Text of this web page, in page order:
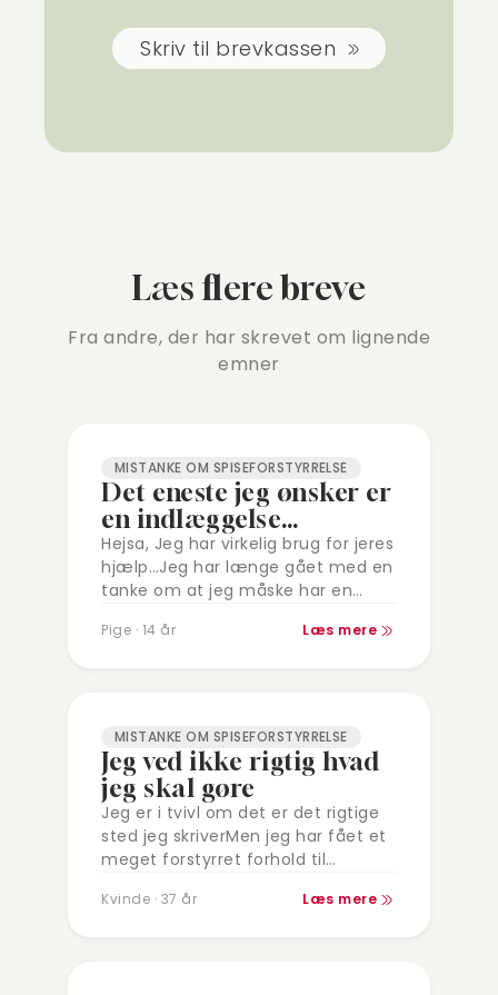
Skriv til brevkassen
Læs flere breve
Fra andre, der har skrevet om lignende
emner
MISTANKE OM SPISEFORSTYRRELSE
Det eneste jeg ønsker er
en indlæggelse…
Hejsa, Jeg har virkelig brug for jeres
hjælp…Jeg har længe gået med en
tanke om at jeg måske har en
dagligt og vejer…
Pige · 14 år Læs mere
MISTANKE OM SPISEFORSTYRRELSE
Jeg ved ikke rigtig hvad
jeg skal gøre
Jeg er i tvivl om det er det rigtige
sted jeg skriverMen jeg har fået et
meget forstyrret forhold til
for at…
Kvinde · 37 år Læs mere